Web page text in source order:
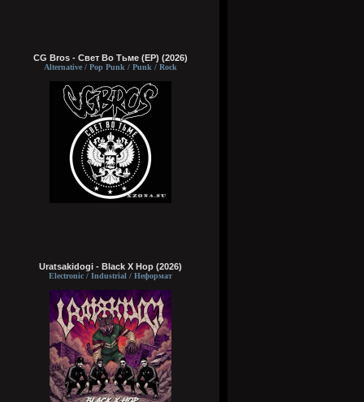
CG Bros - Свет Во Тьме (EP) (2026)
Alternative / Pop Punk / Punk / Rock
Uratsakidogi - Black X Hop (2026)
Electronic / Industrial / Неформат